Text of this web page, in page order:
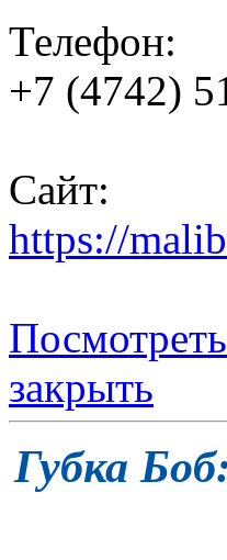
Телефон:
+7 (4742)
Сайт:
https://
закрыть
Губка